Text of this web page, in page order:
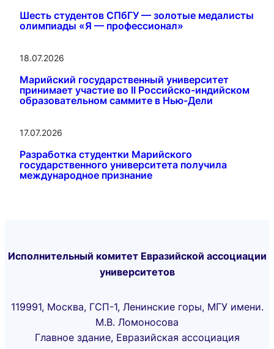
Шесть студентов СПбГУ — золотые медалисты
олимпиады «Я — профессионал»
18.07.2026
Марийский государственный университет
принимает участие во II Российско-индийском
образовательном саммите в Нью-Дели
17.07.2026
Разработка студентки Марийского
государственного университета получила
международное признание
Исполнительный комитет Евразийской ассоциации
университетов
119991, Москва, ГСП-1, Ленинские горы, МГУ имени.
М.В. Ломоносова
Главное здание, Евразийская ассоциация